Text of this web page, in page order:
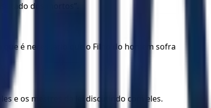
dos mortos”.
que é necessário que o Filho do homem sofra
e os mestres da lei discutindo com eles.